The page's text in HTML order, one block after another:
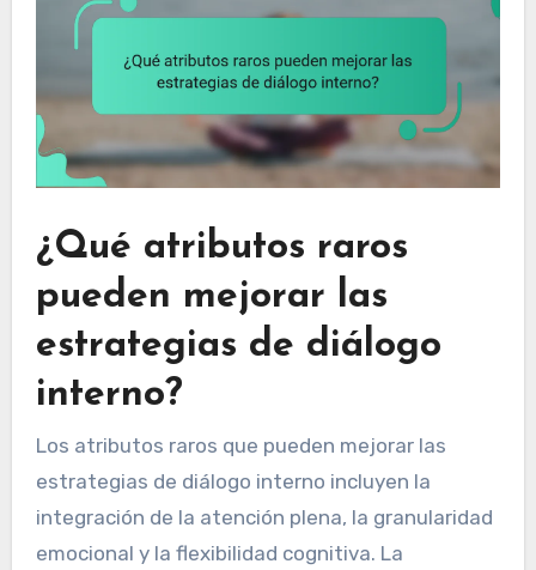
¿Qué atributos raros
pueden mejorar las
estrategias de diálogo
interno?
Los atributos raros que pueden mejorar las
estrategias de diálogo interno incluyen la
integración de la atención plena, la granularidad
emocional y la flexibilidad cognitiva. La